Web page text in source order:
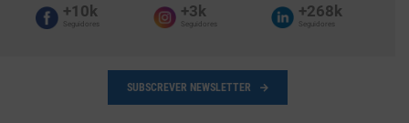
+10k
Seguidores
+3k
Seguidores
+268k
Seguidores
SUBSCREVER NEWSLETTER